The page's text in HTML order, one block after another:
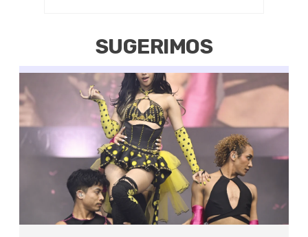
SUGERIMOS